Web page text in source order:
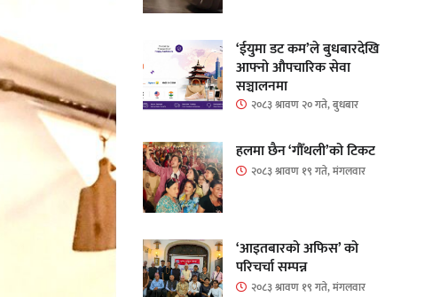
‘ईयुमा डट कम’ले बुधबारदेखि
आफ्नो औपचारिक सेवा
सञ्चालनमा
२०८३ श्रावण २० गते, बुधबार
हलमा छैन ‘गौँथली’को टिकट
२०८३ श्रावण १९ गते, मंगलवार
‘आइतबारको अफिस’ को
परिचर्चा सम्पन्न
२०८३ श्रावण १९ गते, मंगलवार